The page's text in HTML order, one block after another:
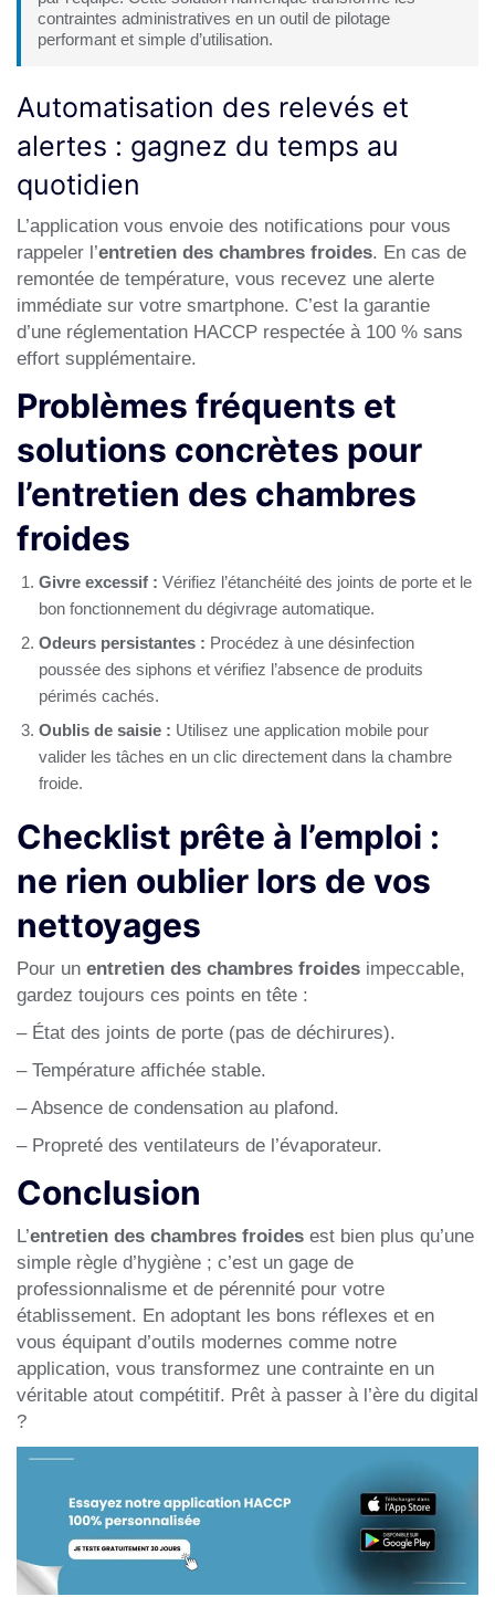
contraintes administratives en un outil de pilotage
performant et simple d’utilisation.
Automatisation des relevés et
alertes : gagnez du temps au
quotidien
L’application vous envoie des notifications pour vous
rappeler l’entretien des chambres froides. En cas de
remontée de température, vous recevez une alerte
immédiate sur votre smartphone. C’est la garantie
d’une réglementation HACCP respectée à 100 % sans
effort supplémentaire.
Problèmes fréquents et
solutions concrètes pour
l’entretien des chambres
froides
Givre excessif : Vérifiez l’étanchéité des joints de porte et le
bon fonctionnement du dégivrage automatique.
Odeurs persistantes : Procédez à une désinfection
poussée des siphons et vérifiez l’absence de produits
périmés cachés.
Oublis de saisie : Utilisez une application mobile pour
valider les tâches en un clic directement dans la chambre
froide.
Checklist prête à l’emploi :
ne rien oublier lors de vos
nettoyages
Pour un entretien des chambres froides impeccable,
gardez toujours ces points en tête :
– État des joints de porte (pas de déchirures).
– Température affichée stable.
– Absence de condensation au plafond.
– Propreté des ventilateurs de l’évaporateur.
Conclusion
L’entretien des chambres froides est bien plus qu’une
simple règle d’hygiène ; c’est un gage de
professionnalisme et de pérennité pour votre
établissement. En adoptant les bons réflexes et en
vous équipant d’outils modernes comme notre
application, vous transformez une contrainte en un
véritable atout compétitif. Prêt à passer à l’ère du digital
?